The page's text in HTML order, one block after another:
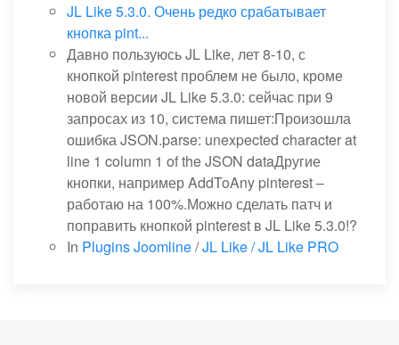
JL Like 5.3.0. Очень редко срабатывает
кнопка pint...
Давно пользуюсь JL Like, лет 8-10, с
кнопкой pinterest проблем не было, кроме
новой версии JL Like 5.3.0: сейчас при 9
запросах из 10, система пишет:Произошла
ошибка JSON.parse: unexpected character at
line 1 column 1 of the JSON dataДругие
кнопки, например AddToAny pinterest –
работаю на 100%.Можно сделать патч и
поправить кнопкой pinterest в JL Like 5.3.0!?
In Plugins Joomline/JL Like / JL Like PRO